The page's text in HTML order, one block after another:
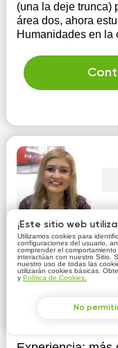
(una la deje trunca)
área dos, ahora
Humanidades en la
Regularización
Educación:
¡Este sitio web
Utilizamos cookies para
configuraciones del usuario,
comprender el
interactúan con nuestro Sitio.
nuestro uso de todas las
utilizarán cookies básicas.
y Política de Cookies.
No